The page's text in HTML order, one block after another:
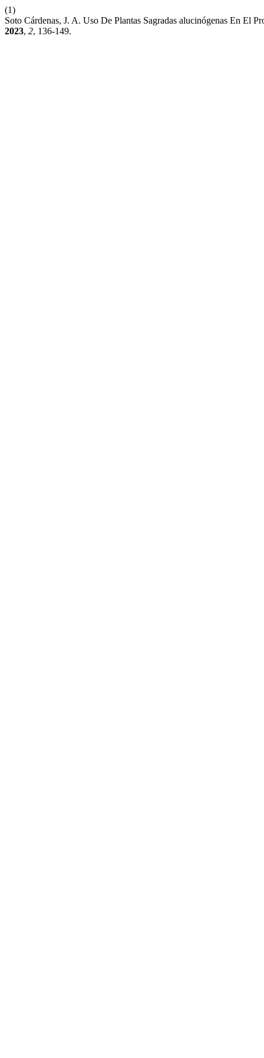
(1)
Soto Cárdenas, J. A. Uso De Plantas Sagradas alucinógenas En El
2023, 2, 136-149.